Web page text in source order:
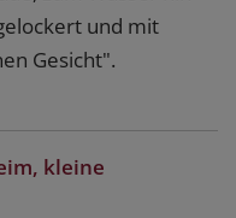
und mit
Gesicht".
kleine